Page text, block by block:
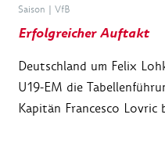
Saison | VfB
Erfolgreicher Auftakt
Deutschland um Felix
U19-EM die
Kapitän Francesco Lovric